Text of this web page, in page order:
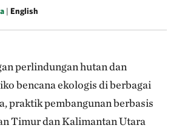
| English
perlindungan hutan dan
bencana ekologis di berbagai
praktik pembangunan berbasis
Timur dan Kalimantan Utara